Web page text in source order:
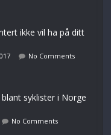
ikke vil ha på ditt
No Comments
syklister i Norge
No Comments